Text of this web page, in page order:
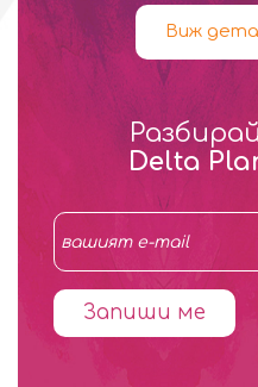
Виж
Delta
Запиши ме